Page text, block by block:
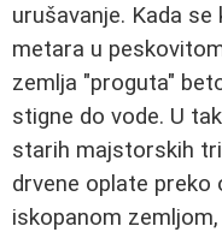
urušavanje. Kada
metara u
zemlja "proguta"
stigne do vode. U
starih majstorskih
drvene oplate
iskopanom